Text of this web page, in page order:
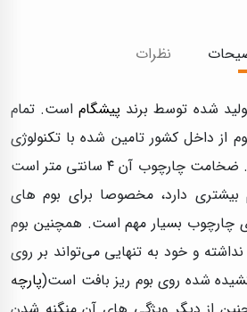
نظرات
شده توسط برند پیشگاماست. تمام
از داخل کشور تامین شده با تکنولوژی
داخلی ساخته شده است. ضخامت چارچوب آن ۴ سانتی متر است
دارد، مخصوصا برای بوم های
چارچوب بسیار مهم است. همچنین بوم
و خود به تنهایی می‌تواند بر روی
کشیده شده روی بوم ریز بافت است(پارچه